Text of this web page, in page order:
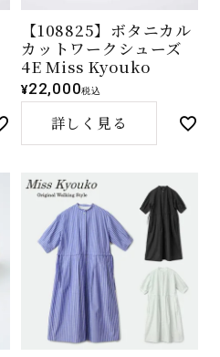
【108825】ボタニカル
カットワークシューズ
4E Miss Kyouko
¥22,000税込
詳しく見る